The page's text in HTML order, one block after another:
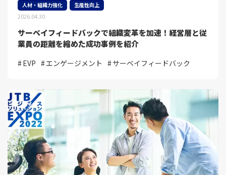
人材・組織力強化
生産性向上
2026.04.30
サーベイフィードバックで組織変革を加速！経営層と従
業員の距離を縮めた成功事例を紹介
EVP エンゲージメント サーベイフィードバック